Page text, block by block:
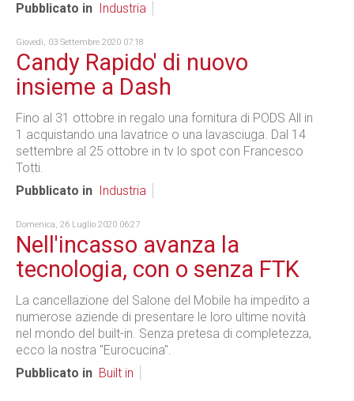
Pubblicato in
Industria
Giovedì, 03 Settembre 2020 07:18
Candy Rapido' di nuovo
insieme a Dash
Fino al 31 ottobre in regalo una fornitura di PODS All in
1 acquistando una lavatrice o una lavasciuga. Dal 14
settembre al 25 ottobre in tv lo spot con Francesco
Totti.
Pubblicato in
Industria
Domenica, 26 Luglio 2020 06:27
Nell'incasso avanza la
tecnologia, con o senza FTK
La cancellazione del Salone del Mobile ha impedito a
numerose aziende di presentare le loro ultime novità
nel mondo del built-in. Senza pretesa di completezza,
ecco la nostra "Eurocucina".
Pubblicato in Built in